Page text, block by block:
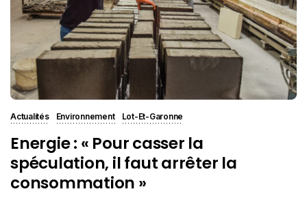
Actualités Environnement Lot-Et-Garonne
Energie : « Pour casser la
spéculation, il faut arrêter la
consommation »